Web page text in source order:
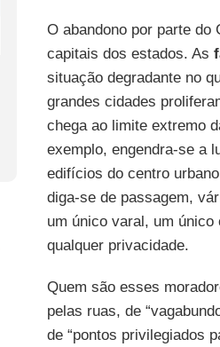
O abandono por parte
capitais dos estados. As
situação degradante no
grandes cidades
chega ao limite extremo
exemplo, engendra-se a
edifícios do centro
diga-se de passagem,
um único varal, um
qualquer privacidade.
Quem são esses
pelas ruas, de
de “pontos privilegiados